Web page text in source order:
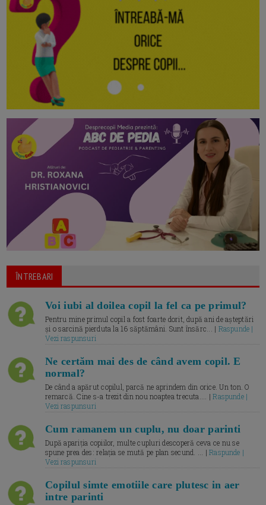
ÎNTREBARI
Voi iubi al doilea copil la fel ca pe primul?
Pentru mine primul copil a fost foarte dorit, după ani de așteptări
și o sarcină pierduta la 16 săptămâni. Sunt însărc... | Raspunde |
Vezi raspunsuri
Ne certăm mai des de când avem copil. E
normal?
De când a apărut copilul, parcă ne aprindem din orice. Un ton. O
remarcă. Cine s-a trezit din nou noaptea trecuta.... |Raspunde |
Vezi raspunsuri
Cum ramanem un cuplu, nu doar parinti
După apariția copiilor, multe cupluri descoperă ceva ce nu se
spune prea des: relația se mută pe plan secund. ... |Raspunde |
Vezi raspunsuri
Copilul simte emotiile care plutesc in aer
intre parinti